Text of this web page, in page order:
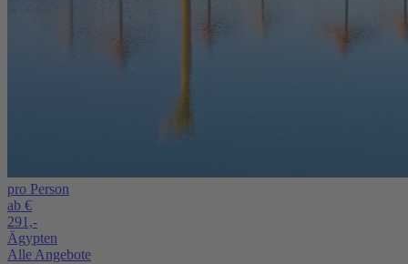
pro Person
ab €
291,-
Ägypten
Alle Angebote